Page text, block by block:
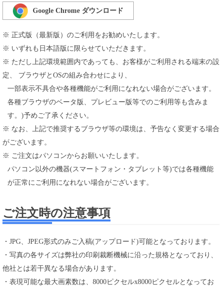
Google Chrome ダウンロード
※ 正式版（最新版）のご利用をお勧めいたします。
※ いずれも日本語版に限らせていただきます。
※ ただし上記環境範囲内であっても、お客様がご利用される端末の設
定、 ブラウザとOSの組み合わせにより、
一部表示不具合や各種機能がご利用になれない場合がございます。
各種ブラウザのベータ版、プレビュー版等でのご利用等も含みま
す。)予めご了承ください。
※ なお、上記で推奨するブラウザ等の環境は、予告なく変更する場合
がございます。
※ ご注文はパソコンからお願いいたします。
パソコン以外の機器(スマートフォン・タブレット等)では各種機能
が正常にご利用になれない場合がございます。
ご注文時の注意事項
・JPG、JPEG形式のみご入稿(アップロード)可能となっております。
・写真の各サイズは弊社の印刷裁断機械に沿った規格となっており、
他社とは若干異なる場合があります。
・表現可能な最大画素数は、8000ピクセルx8000ピクセルとなってお